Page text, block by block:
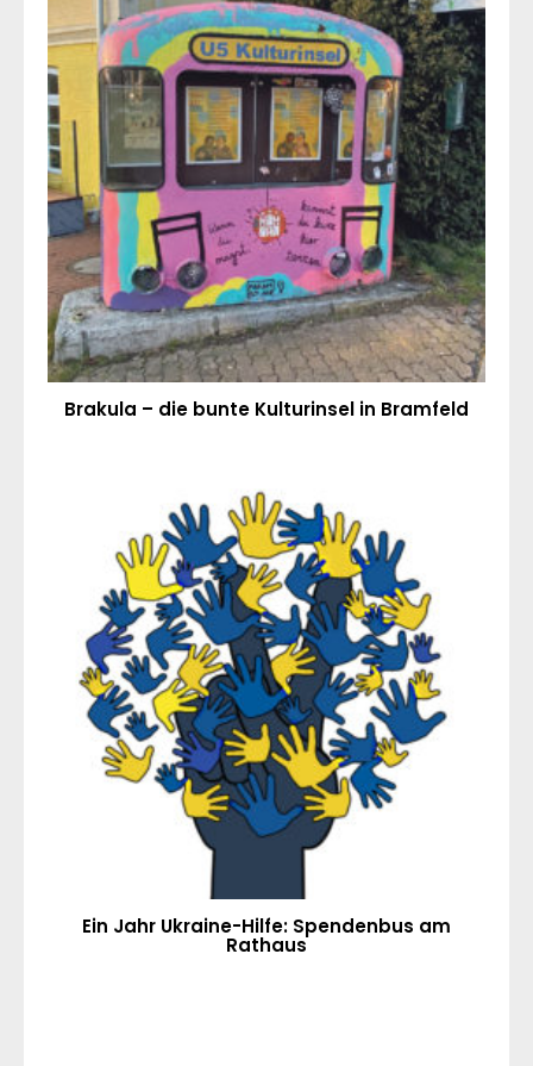
Brakula – die bunte Kulturinsel in Bramfeld
Ein Jahr Ukraine-Hilfe: Spendenbus am
Rathaus